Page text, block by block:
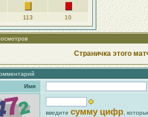
113 10
Страничка этого
Имя
введите сумму цифр ,